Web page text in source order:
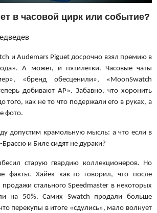
в часовой цирк или событие?
и Audemars Piguet досрочно взял премию в
А может, и пятилетки. Часовые чаты
«бренд обесценили», «MoonSwatch
добивают AP». Забавно, что хоронить
того, как не то что подержали его в руках, а
фото.
допустим крамольную мысль: а что если в
и Биле сидят не дураки?
старую гвардию коллекционеров. Но
факты. Хайек как-то говорил, что после
стального Speedmaster в некоторых
на 50%. Самих Swatch продали больше
перекупы в итоге «сдулись», мало волнует